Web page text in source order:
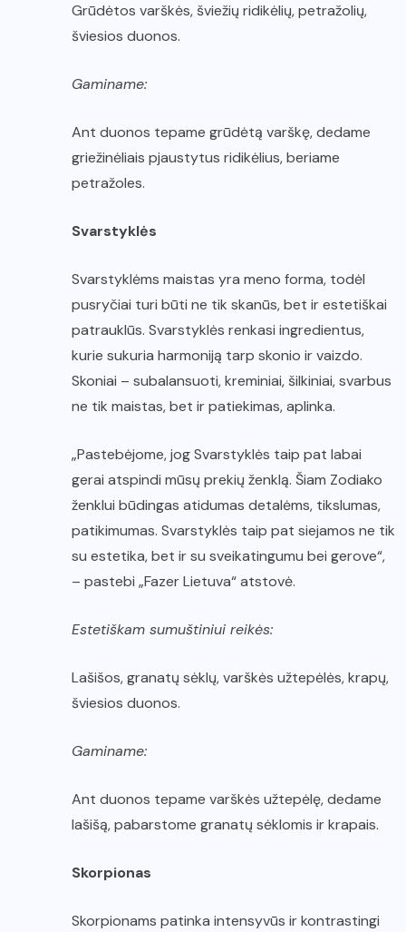
Grūdėtos varškės, šviežių ridikėlių, petražolių,
šviesios duonos.
Gaminame:
Ant duonos tepame grūdėtą varškę, dedame
griežinėliais pjaustytus ridikėlius, beriame
petražoles.
Svarstyklės
Svarstyklėms maistas yra meno forma, todėl
pusryčiai turi būti ne tik skanūs, bet ir estetiškai
patrauklūs. Svarstyklės renkasi ingredientus,
kurie sukuria harmoniją tarp skonio ir vaizdo.
Skoniai – subalansuoti, kreminiai, šilkiniai, svarbus
ne tik maistas, bet ir patiekimas, aplinka.
„Pastebėjome, jog Svarstyklės taip pat labai
gerai atspindi mūsų prekių ženklą. Šiam Zodiako
ženklui būdingas atidumas detalėms, tikslumas,
patikimumas. Svarstyklės taip pat siejamos ne tik
su estetika, bet ir su sveikatingumu bei gerove“,
– pastebi „Fazer Lietuva“ atstovė.
Estetiškam sumuštiniui reikės:
Lašišos, granatų sėklų, varškės užtepėlės, krapų,
šviesios duonos.
Gaminame:
Ant duonos tepame varškės užtepėlę, dedame
lašišą, pabarstome granatų sėklomis ir krapais.
Skorpionas
Skorpionams patinka intensyvūs ir kontrastingi